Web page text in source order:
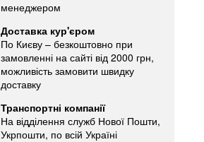
менеджером
Доставка кур'єром
По Києву – безкоштовно при
замовленні на сайті від 2000 грн,
можливість замовити швидку
доставку
Транспортні компанії
На відділення служб Нової Пошти,
Укрпошти, по всій Україні